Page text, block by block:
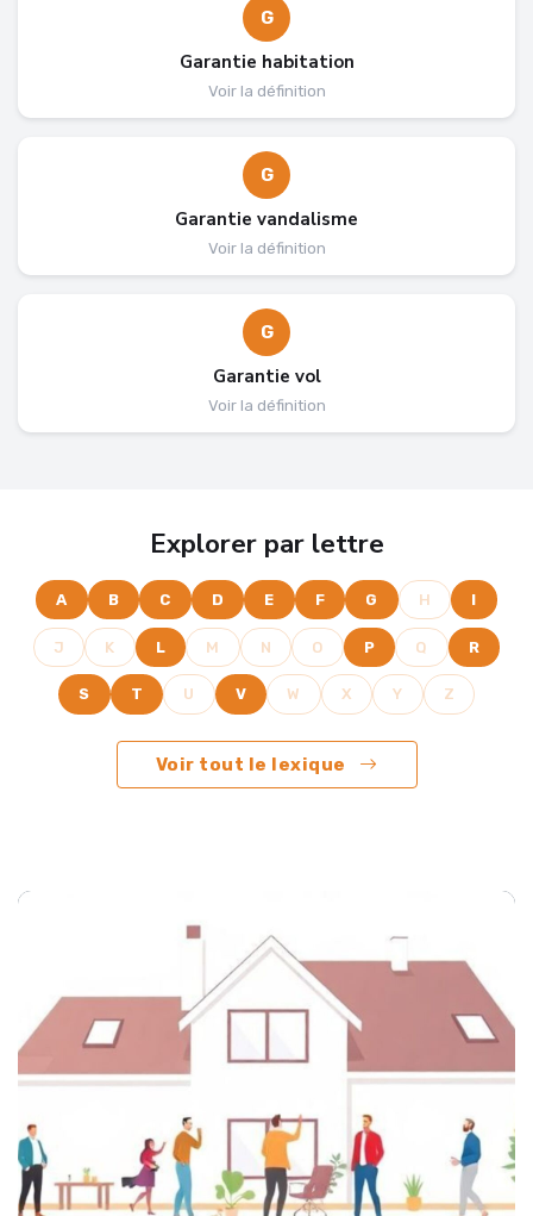
G
Garantie habitation
Voir la définition
G
Garantie vandalisme
Voir la définition
G
Garantie vol
Voir la définition
Explorer par lettre
A B C D E F G H I
J K L M N O P Q R
S T U V W X Y Z
Voir tout le lexique